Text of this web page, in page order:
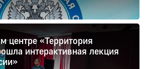
центре «Территория
интерактивная лекция